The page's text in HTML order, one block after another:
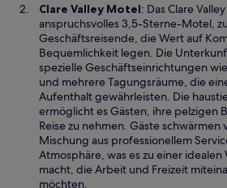
e
u
e
n
F
e
n
s
t
e
r
g
Clare Valley MotelW
i
r
d
i
n
e
i
n
e
m
n
: Das Clare
anspruchsvolles 3,5-Sterne-Motel,
Geschäftsreisende, die Wert auf
Bequemlichkeit legen. Die
spezielle Geschäftseinrichtungen
und mehrere Tagungsräume, die
Aufenthalt gewährleisten. Die
ermöglicht es Gästen, ihre pelzigen
Reise zu nehmen. Gäste schwärmen
Mischung aus professionellem
Atmosphäre, was es zu einer idealen
macht, die Arbeit und Freizeit
möchten.